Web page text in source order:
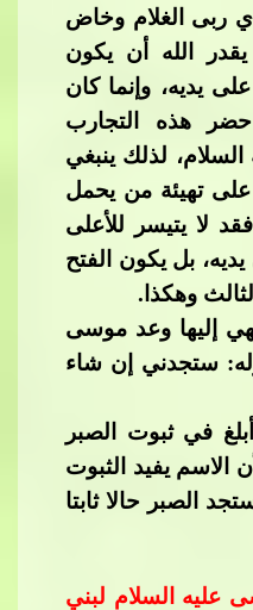
ربى الغلام وخاض
الله أن يكون
يديه، وإنما كان
هذه التجارب
لذلك ينبغي
تهيئة من يحمل
لا يتيسر للأعلى
يديه، بل يكون الفتح
وهكذا.
إليها وعد موسى
ستجدني إن شاء
في ثبوت الصبر
الاسم يفيد الثبوت
الصبر حالا ثابتا
عليه السلام لبني